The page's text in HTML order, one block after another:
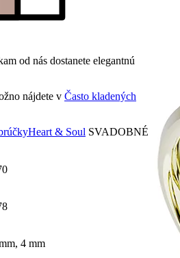
od nás dostanete elegantnú
nájdete v Často kladených
Heart & Soul SVADOBNÉ
4 mm